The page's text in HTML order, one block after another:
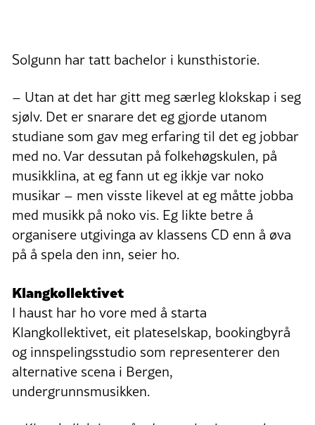
Solgunn har tatt bachelor i kunsthistorie.
– Utan at det har gitt meg særleg klokskap i seg
sjølv. Det er snarare det eg gjorde utanom
studiane som gav meg erfaring til det eg jobbar
med no. Var dessutan på folkehøgskulen, på
musikklina, at eg fann ut eg ikkje var noko
musikar – men visste likevel at eg måtte jobba
med musikk på noko vis. Eg likte betre å
organisere utgivinga av klassens CD enn å øva
på å spela den inn, seier ho.
Klangkollektivet
I haust har ho vore med å starta
Klangkollektivet, eit plateselskap, bookingbyrå
og innspelingsstudio som representerer den
alternative scena i Bergen,
undergrunnsmusikken.